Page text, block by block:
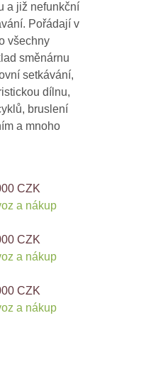
a již nefunkční
Pořádají v
všechny
směnárnu
setkávání,
dílnu,
bruslení
a mnoho
CZK
a nákup
CZK
a nákup
CZK
a nákup